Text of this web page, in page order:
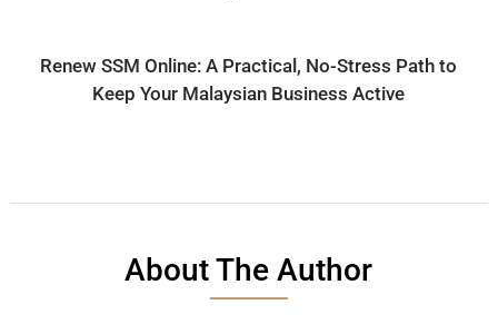
Renew SSM Online: A Practical, No-Stress Path to
Keep Your Malaysian Business Active
About The Author